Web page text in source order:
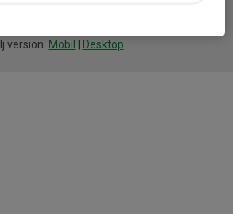
version: Mobil Desktop